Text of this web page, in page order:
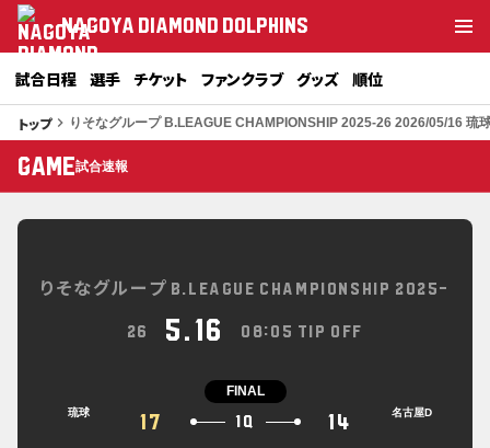
NAGOYA DIAMOND DOLPHINS
試合日程 選手 チケット ファンクラブ グッズ 順位
トップkeyboard_arrow_right りそなグループ B.LEAGUE CHAMPIONSHIP 2025-26 2026/05/16 琉
GAME試合速報
りそなグループ B.LEAGUE CHAMPIONSHIP 2025-
26 5.16 08:05 TIP OFF
FINAL
琉球 17 1Q
14
名古屋D